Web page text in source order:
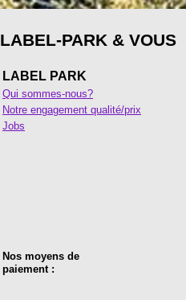
LABEL-PARK & VOUS
LABEL PARK
Qui sommes-nous?
Notre engagement qualité/prix
Jobs
Nos moyens de
paiement :